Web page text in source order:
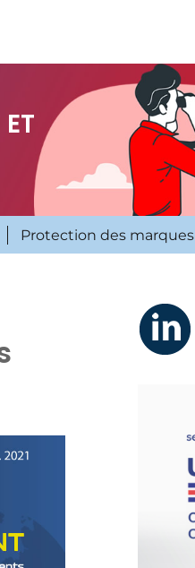
Protection des marques